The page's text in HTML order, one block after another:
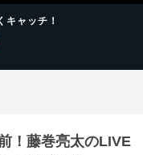
キャッチ！
！藤巻亮太のLIVE